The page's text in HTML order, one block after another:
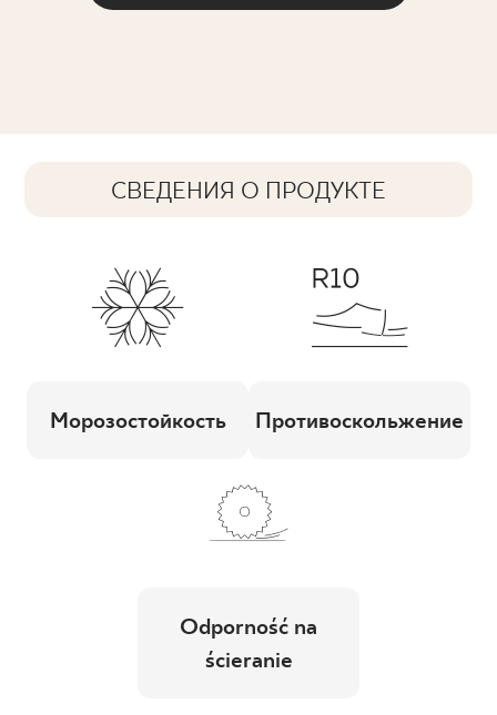
СВЕДЕНИЯ О ПРОДУКТЕ
Морозостойкость Противоскольжение
Odporność na
ścieranie